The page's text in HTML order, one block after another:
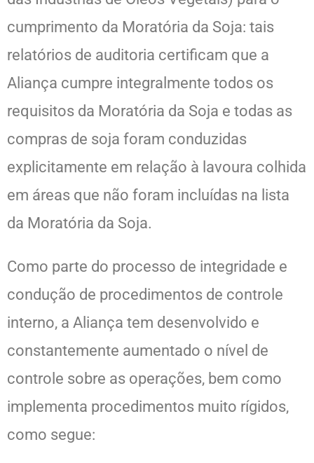
cumprimento da Moratória da Soja: tais
relatórios de auditoria certificam que a
Aliança cumpre integralmente todos os
requisitos da Moratória da Soja e todas as
compras de soja foram conduzidas
explicitamente em relação à lavoura colhida
em áreas que não foram incluídas na lista
da Moratória da Soja.
Como parte do processo de integridade e
condução de procedimentos de controle
interno, a Aliança tem desenvolvido e
constantemente aumentado o nível de
controle sobre as operações, bem como
implementa procedimentos muito rígidos,
como segue: